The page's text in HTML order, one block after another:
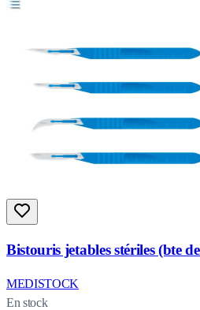
Bistouris jetables stériles (bte
MEDISTOCK
En stock